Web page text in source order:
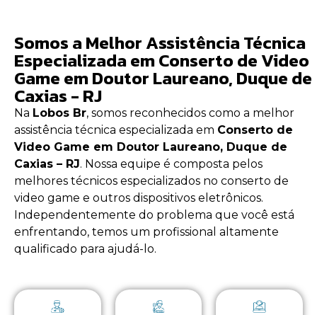
Somos a Melhor Assistência Técnica
Especializada em Conserto de Video
Game em Doutor Laureano, Duque de
Caxias - RJ
Na Lobos Br, somos reconhecidos como a melhor
assistência técnica especializada em Conserto de
Video Game em Doutor Laureano, Duque de
Caxias – RJ. Nossa equipe é composta pelos
melhores técnicos especializados no conserto de
video game e outros dispositivos eletrônicos.
Independentemente do problema que você está
enfrentando, temos um profissional altamente
qualificado para ajudá-lo.